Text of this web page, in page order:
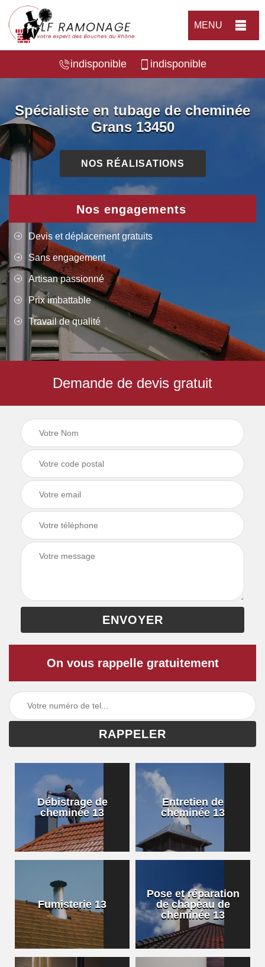
MENU
indisponible indisponible
Spécialiste en tubage de cheminée
Grans 13450
NOS RÉALISATIONS
Nos engagements
Devis et déplacement gratuits
Sans engagement
Artisan passionné
Prix imbattable
Travail de qualité
Demande de devis gratuit
On vous rappelle gratuitement
Débistrage de
cheminée 13
Entretien de
cheminée 13
Fumisterie 13
Pose et réparation
de chapeau de
cheminée 13